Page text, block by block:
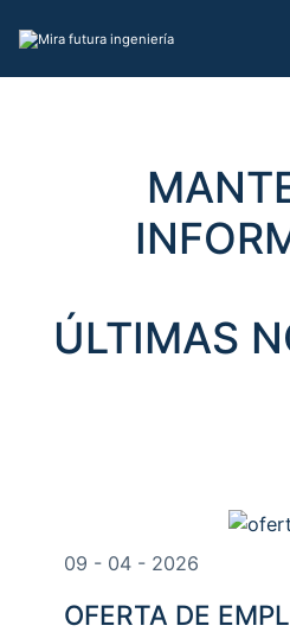
ÚLTIMAS
09 - 04 - 2026
OFERTA DE